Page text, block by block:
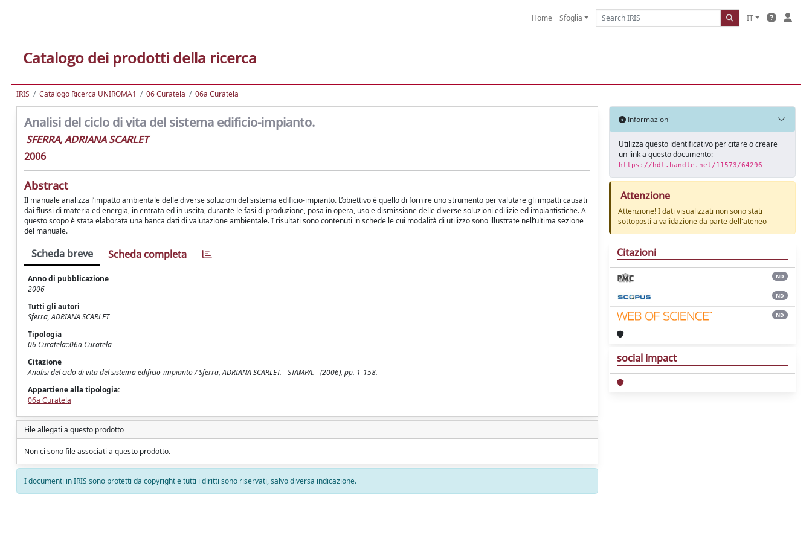
Home Sfoglia IT
Catalogo dei prodotti della ricerca
IRIS Catalogo Ricerca UNIROMA1 06 Curatela 06a Curatela
Analisi del ciclo di vita del sistema edificio-impianto.
SFERRA, ADRIANA SCARLET
2006
Abstract
Il manuale analizza l’impatto ambientale delle diverse soluzioni del sistema edificio-impianto. L’obiettivo è quello di fornire uno strumento per valutare gli impatti causati
dai flussi di materia ed energia, in entrata ed in uscita, durante le fasi di produzione, posa in opera, uso e dismissione delle diverse soluzioni edilizie ed impiantistiche. A
questo scopo è stata elaborata una banca dati di valutazione ambientale. I risultati sono contenuti in schede le cui modalità di utilizzo sono illustrate nell’ultima sezione
del manuale.
Scheda breve Scheda completa
Anno di pubblicazione
2006
Tutti gli autori
Sferra, ADRIANA SCARLET
Tipologia
06 Curatela::06a Curatela
Citazione
Analisi del ciclo di vita del sistema edificio-impianto / Sferra, ADRIANA SCARLET. - STAMPA. - (2006), pp. 1-158.
Appartiene alla tipologia:
06a Curatela
File allegati a questo prodotto
Non ci sono file associati a questo prodotto.
I documenti in IRIS sono protetti da copyright e tutti i diritti sono riservati, salvo diversa indicazione.
Informazioni
Utilizza questo identificativo per citare o creare
un link a questo documento:
https://hdl.handle.net/11573/64296
Attenzione
Attenzione! I dati visualizzati non sono stati
sottoposti a validazione da parte dell'ateneo
Citazioni
ND
ND
ND
social impact